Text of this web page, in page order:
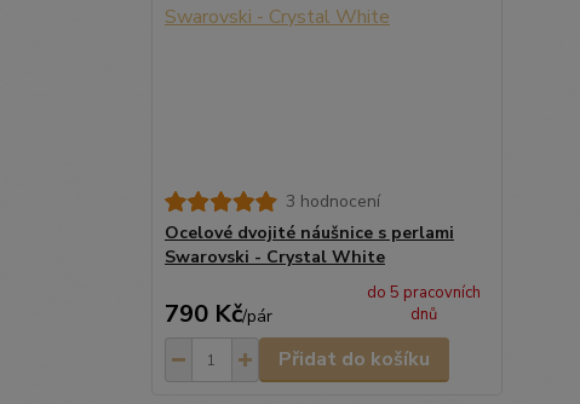
3 hodnocení
Ocelové dvojité náušnice s perlami
Swarovski - Crystal White
790 Kč/pár
do 5 pracovních
dnů
Přidat do košíku